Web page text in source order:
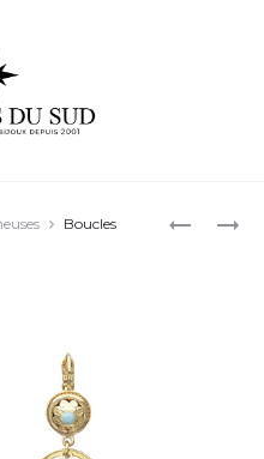
BOUCLES
BOUCLES
Boucles